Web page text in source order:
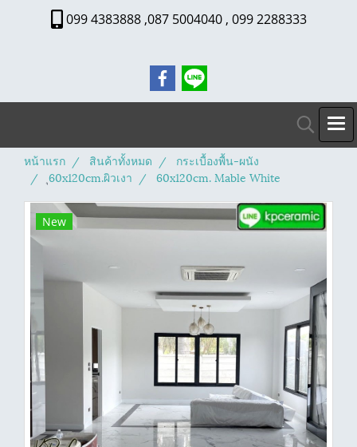
099 4383888 ,087 5004040 , 099 2288333
หน้าแรก สินค้าทั้งหมด
กระเบื้องพื้น-ผนัง
ุ60x120cm.ผิวเงา
60x120cm. Mable White
New